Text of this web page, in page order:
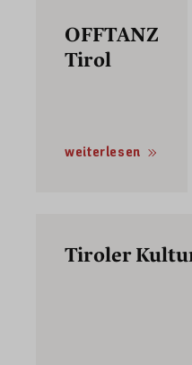
OFFTANZ
Tirol
weiterlesen
Tiroler